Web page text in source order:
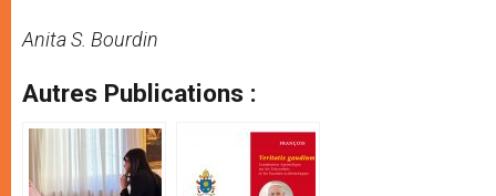
Anita S. Bourdin
Autres Publications :